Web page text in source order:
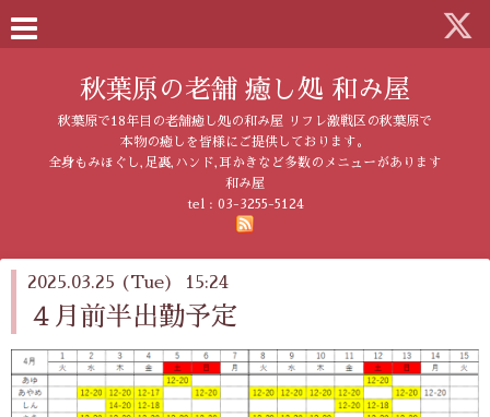
秋葉原の老舗 癒し処 和み屋
秋葉原で18年目の老舗癒し処の和み屋 リフレ激戦区の秋葉原で
本物の癒しを皆様にご提供しております。
全身もみほぐし,足裏,ハンド,耳かきなど多数のメニューがあります
和み屋
tel : 03-3255-5124
2025.03.25 (Tue) 15:24
４月前半出勤予定